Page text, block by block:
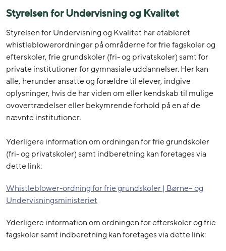
Styrelsen for Undervisning og Kvalitet
Styrelsen for Undervisning og Kvalitet har etableret
whistleblowerordninger på områderne for frie fagskoler og
efterskoler, frie grundskoler (fri- og privatskoler) samt for
private institutioner for gymnasiale uddannelser. Her kan
alle, herunder ansatte og forældre til elever, indgive
oplysninger, hvis de har viden om eller kendskab til mulige
ovovertrædelser eller bekymrende forhold på en af de
nævnte institutioner.
Yderligere information om ordningen for frie grundskoler
(fri- og privatskoler) samt indberetning kan foretages via
dette link:
Whistleblower-ordning for frie grundskoler | Børne– og
Undervisningsministeriet
Yderligere information om ordningen for efterskoler og frie
fagskoler samt indberetning kan foretages via dette link: